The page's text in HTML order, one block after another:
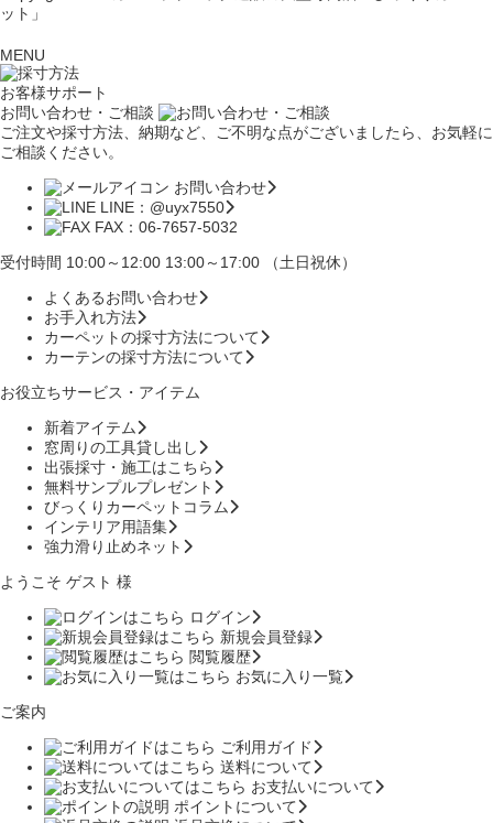
ット」
MENU
お客様サポート
お問い合わせ・ご相談
ご注文や採寸方法、納期など、ご不明な点がございましたら、お気軽に
ご相談ください。
お問い合わせ
LINE：@uyx7550
FAX：06-7657-5032
受付時間 10:00～12:00 13:00～17:00 （土日祝休）
よくあるお問い合わせ
お手入れ方法
カーペットの採寸方法について
カーテンの採寸方法について
お役立ちサービス・アイテム
新着アイテム
窓周りの工具貸し出し
出張採寸・施工はこちら
無料サンプルプレゼント
びっくりカーペットコラム
インテリア用語集
強力滑り止めネット
ようこそ ゲスト 様
ログイン
新規会員登録
閲覧履歴
お気に入り一覧
ご案内
ご利用ガイド
送料について
お支払いについて
ポイントについて